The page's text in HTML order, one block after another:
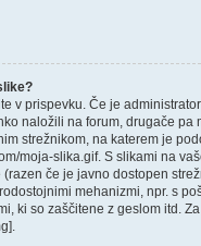
v prispevku. Če je
naložili na forum, drugače pa
strežnikom, na katerem je
moja-slika.gif. S slikami na
če je javno dostopen
mehanizmi, npr. s
ki so zaščitene z geslom itd.